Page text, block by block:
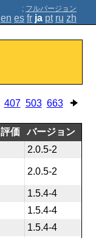
; フルバージョン
en es fr ja pt ru zh
407 503 663
評価
バージョン
2.0.5-2
2.0.5-2
1.5.4-4
1.5.4-4
1.5.4-4